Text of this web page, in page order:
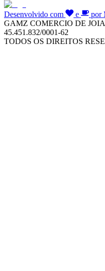
Desenvolvido com e
por
GAMZ COMERCIO DE
45.451.832/0001-62
TODOS OS DIREITOS